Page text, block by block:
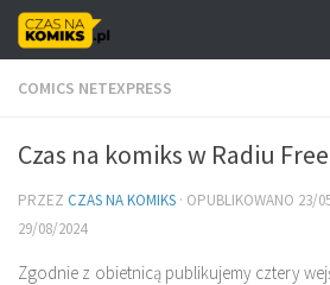
Skip to content
COMICS NETEXPRESS
Czas na komiks w Radiu Free
PRZEZ CZAS NA KOMIKS · OPUBLIKOWANO 23/
29/08/2024
Zgodnie z obietnicą publikujemy cztery